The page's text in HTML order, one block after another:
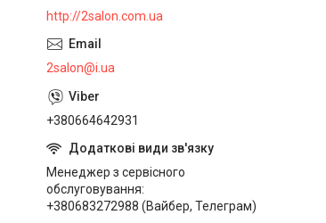
http://2salon.com.ua
2salon@i.ua
+380664642931
Менеджер з сервісного
обслуговування
+380683272988 (Вайбер, Телеграм)